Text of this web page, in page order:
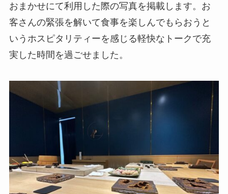
おまかせにて利用した際の写真を掲載します。お
客さんの緊張を解いて食事を楽しんでもらおうと
いうホスピタリティーを感じる軽快なトークで充
実した時間を過ごせました。